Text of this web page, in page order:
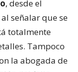
, desde el
señalar que se
totalmente
Tampoco
la abogada de